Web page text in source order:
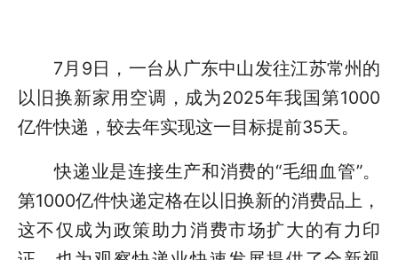
7月9日，一台从广东中山发往江苏常州的
以旧换新家用空调，成为2025年我国第1000
亿件快递，较去年实现这一目标提前35天。
快递业是连接生产和消费的“毛细血管”。
第1000亿件快递定格在以旧换新的消费品上，
这不仅成为政策助力消费市场扩大的有力印